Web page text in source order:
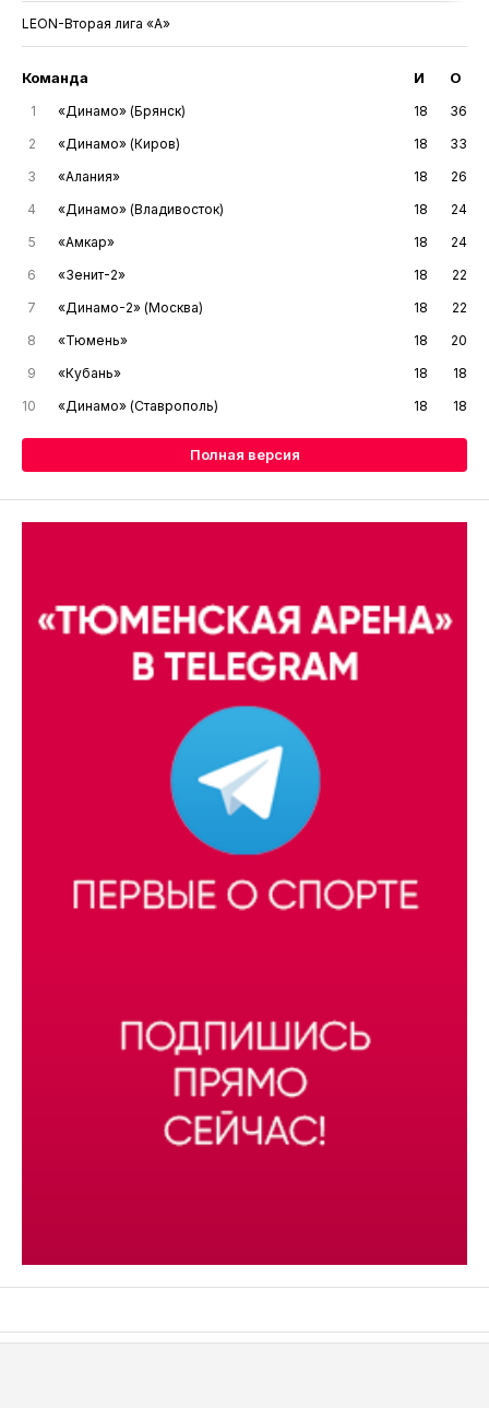
LEON-Вторая лига «А»
Команда И О
1 «Динамо» (Брянск) 18
36
2
«Динамо» (Киров) 18
33
3
«Алания» 18
26
4
«Динамо» (Владивосток) 18
24
5
«Амкар» 18
24
6
«Зенит-2» 18
22
7
«Динамо-2» (Москва) 18
22
8
«Тюмень» 18
20
9
«Кубань» 18
18
10
«Динамо» (Ставрополь) 18 18
Полная версия